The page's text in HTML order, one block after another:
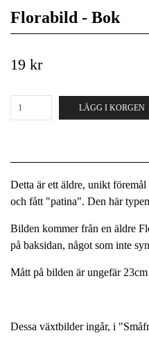
Florabild - Bok
19 kr
LÄGG I KORGEN
Detta är ett äldre, unikt föremål
och fått "patina". Den här
Bilden kommer från en äldre
på baksidan, något som inte
Mått på bilden är ungefär
Dessa växtbilder ingår, i